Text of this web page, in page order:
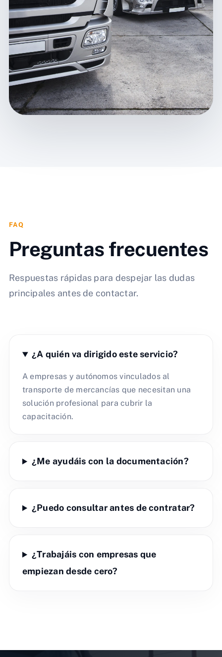
FAQ
Preguntas frecuentes
Respuestas rápidas para despejar las dudas
principales antes de contactar.
¿A quién va dirigido este servicio?
A empresas y autónomos vinculados al
transporte de mercancías que necesitan una
solución profesional para cubrir la
capacitación.
¿Me ayudáis con la documentación?
¿Puedo consultar antes de contratar?
¿Trabajáis con empresas que
empiezan desde cero?